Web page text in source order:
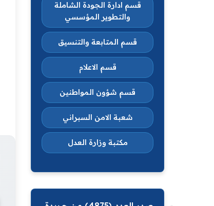
قسم ادارة الجودة الشاملة
والتطوير المؤسسي
قسم المتابعة والتنسيق
قسم الاعلام
قسم شؤون المواطنين
شعبة الامن السبراني
مكتبة وزارة العدل